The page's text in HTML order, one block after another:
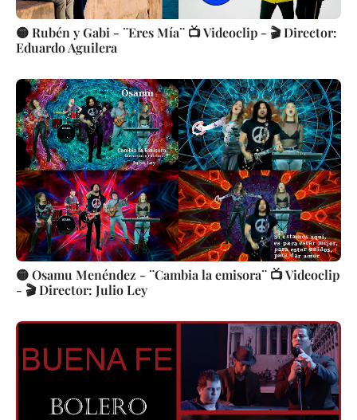
🟡 Rubén y Gabi - ¨Eres Mía¨ 📺 Videoclip - 🎬 Director:
Eduardo Aguilera
🟡 Osamu Menéndez - ¨Cambia la emisora¨ 📺 Videoclip
- 🎬 Director: Julio Ley